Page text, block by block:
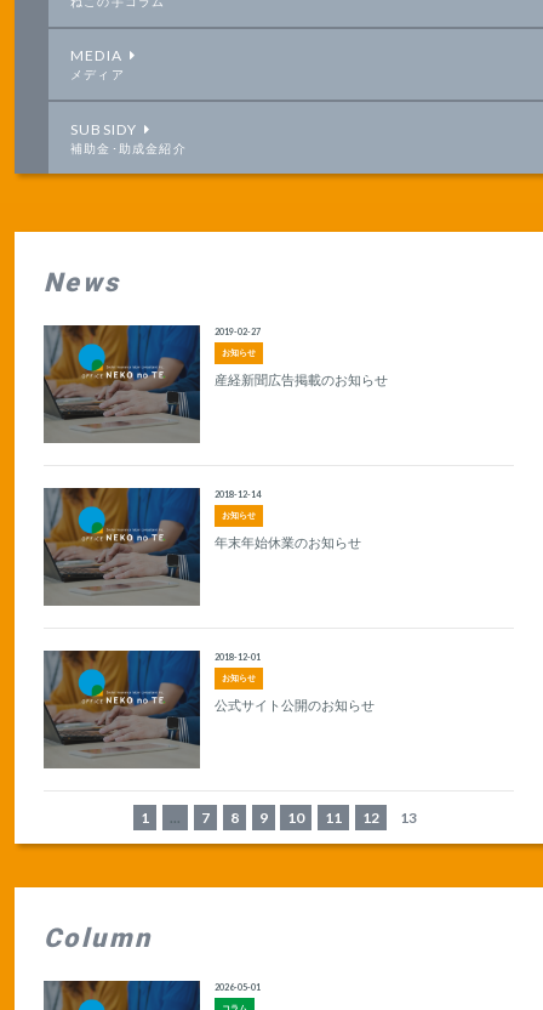
MEDIA
メディア
SUBSIDY
補助金･助成金紹介
News
お知らせ
2019-02-27
産経新聞広告掲載のお知らせ
お知らせ
2018-12-14
年末年始休業のお知らせ
お知らせ
2018-12-01
公式サイト公開のお知らせ
1 ... 7 8 9 10 11 12 13
Column
2026-05-01